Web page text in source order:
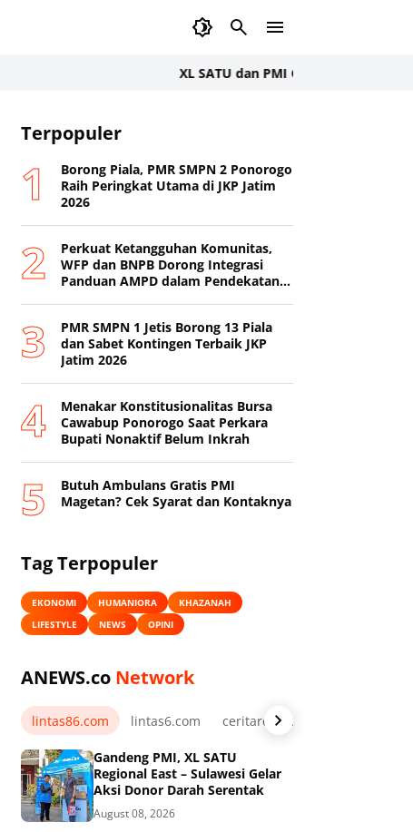
XL SATU dan PMI Gelar Donor Darah
Terpopuler
Borong Piala, PMR SMPN 2 Ponorogo
Raih Peringkat Utama di JKP Jatim
2026
Perkuat Ketangguhan Komunitas,
WFP dan BNPB Dorong Integrasi
Panduan AMPD dalam Pendekatan
PMR SMPN 1 Jetis Borong 13 Piala
dan Sabet Kontingen Terbaik JKP
Jatim 2026
Menakar Konstitusionalitas Bursa
Cawabup Ponorogo Saat Perkara
Bupati Nonaktif Belum Inkrah
Butuh Ambulans Gratis PMI
Magetan? Cek Syarat dan Kontaknya
Tag Terpopuler
EKONOMI HUMANIORA
KHAZANAH
LIFESTYLE
NEWS OPINI
ANEWS.co Network
lintas86.com lintas6.com ceritarelawan.my.id
Gandeng PMI, XL SATU
Regional East – Sulawesi Gelar
Aksi Donor Darah Serentak
August 08, 2026